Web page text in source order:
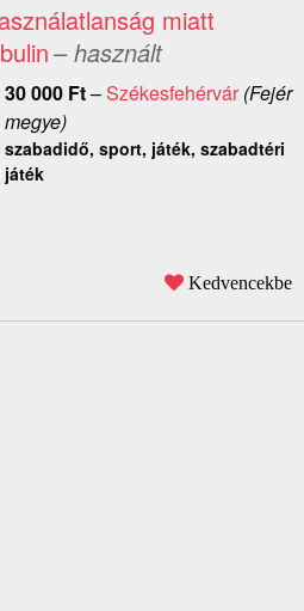
miatt
– használt
30 000 Ft–Székesfehérvár(Fejér
megye)
szabadidő, sport, játék, szabadtéri
játék
Kedvencekbe